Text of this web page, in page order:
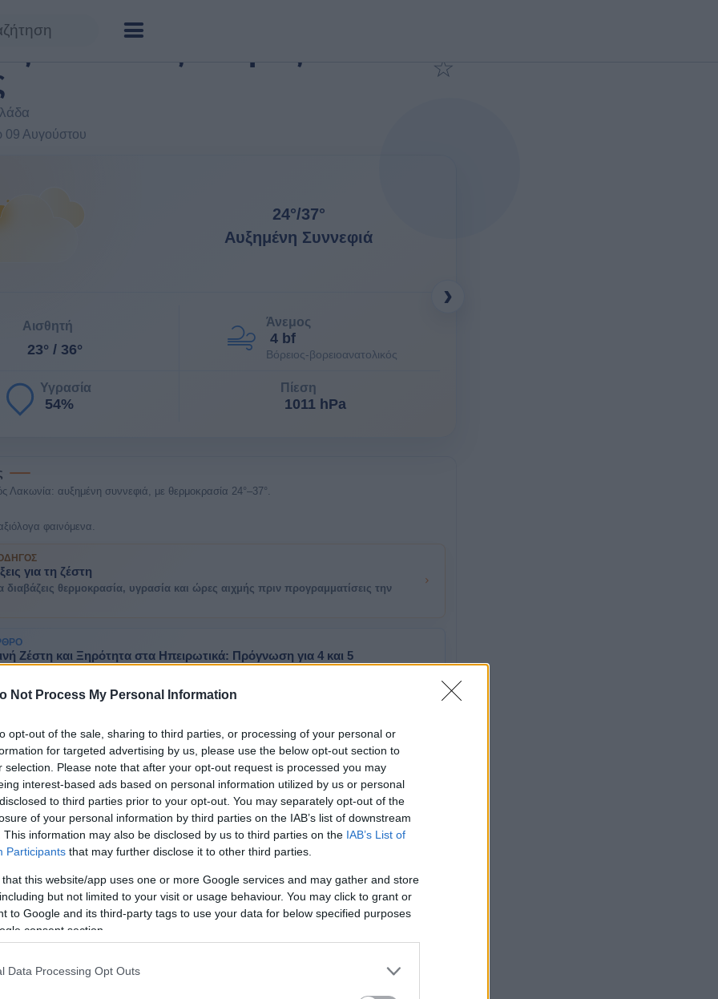
Not Process My Personal Information
opt-out of the sale, sharing to third parties, or processing of your personal or
for targeted advertising by us, please use the below opt-out section to
selection. Please note that after your opt-out request is processed you may
interest-based ads based on personal information utilized by us or personal
to third parties prior to your opt-out. You may separately opt-out of the
of your personal information by third parties on the IAB’s list of downstream
This information may also be disclosed by us to third parties on the IAB’s List of
Participants that may further disclose it to other third parties.
that this website/app uses one or more Google services and may gather and store
but not limited to your visit or usage behaviour. You may click to grant or
to Google and its third-party tags to use your data for below specified purposes
consent section.
Data Processing Opt Outs
Λακωνίας: καιρός σε 3
☆Προσθήκη στα αγαπημένα
09 Αυγούστου
›
24°/37°
Αυξημένη Συννεφιά
Αισθητή
23° / 36°
Άνεμος
4 bf
Βόρειος-βορειοανατολικός
Υγρασία
54%
Πίεση
1011 hPa
Λακωνία: αυξημένη συννεφιά, με θερμοκρασία 24°–37°.
φαινόμενα.
για τη ζέστη
θερμοκρασία, υγρασία και ώρες αιχμής πριν προγραμματίσεις την
Ζέστη και Ξηρότητα στα Ηπειρωτικά: Πρόγνωση για 4 και 5
2026
βροχής και σημεία προσοχής.